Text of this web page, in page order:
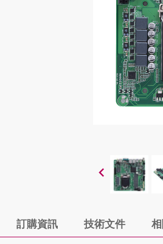
訂購資訊 技術文件